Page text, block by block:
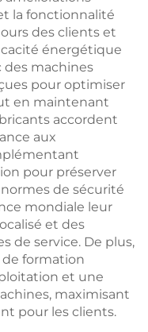
la fonctionnalité
des clients et
énergétique
des machines
pour optimiser
en maintenant
accordent
aux
pour préserver
de sécurité
mondiale leur
et des
de service. De plus,
formation
et une
maximisant
pour les clients.